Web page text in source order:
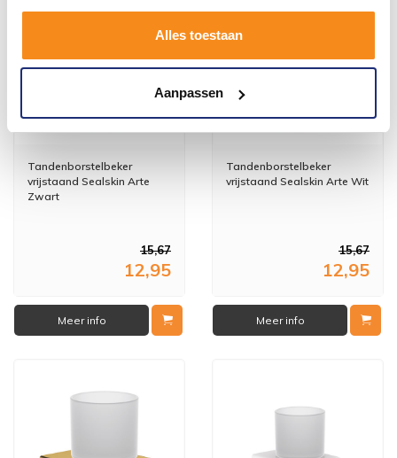
Alles toestaan
Aanpassen
Tandenborstelbeker
vrijstaand Sealskin Arte
Zwart
15,67
12,95
Meer info
Tandenborstelbeker
vrijstaand Sealskin Arte Wit
15,67
12,95
Meer info